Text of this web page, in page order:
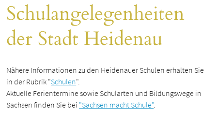
Schulangelegenheiten
der Stadt Heidenau
Nähere Informationen zu den Heidenauer Schulen erhalten Sie
in der Rubrik "Schulen".
Aktuelle Ferientermine sowie Schularten und Bildungswege in
Sachsen finden Sie bei "Sachsen macht Schule".